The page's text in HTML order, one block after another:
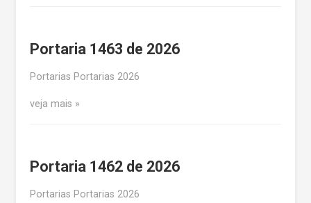
Portaria 1463 de 2026
Portarias Portarias 2026
veja mais
Portaria 1462 de 2026
Portarias Portarias 2026